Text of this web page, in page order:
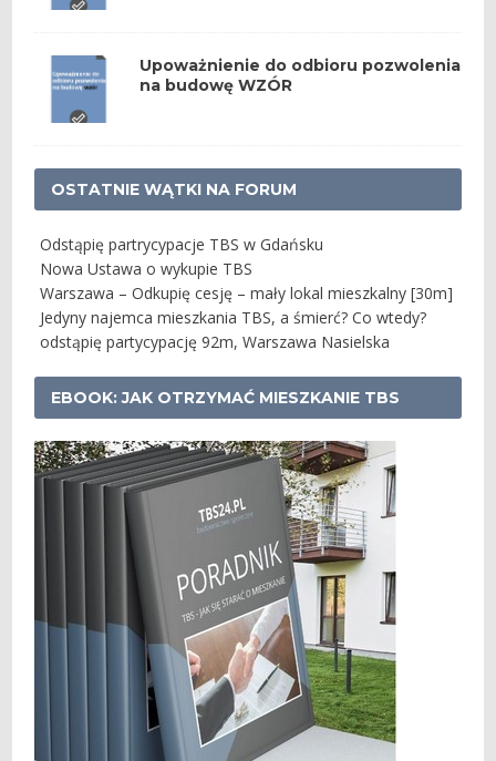
Upoważnienie do odbioru pozwolenia
na budowę WZÓR
OSTATNIE WĄTKI NA FORUM
Odstąpię partrycypacje TBS w Gdańsku
Nowa Ustawa o wykupie TBS
Warszawa – Odkupię cesję – mały lokal mieszkalny [30m]
Jedyny najemca mieszkania TBS, a śmierć? Co wtedy?
odstąpię partycypację 92m, Warszawa Nasielska
EBOOK: JAK OTRZYMAĆ MIESZKANIE TBS